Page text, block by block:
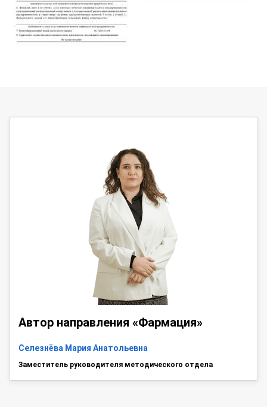
Автор направления «Фармация»
Селезнёва Мария Анатольевна
Заместитель руководителя методического отдела